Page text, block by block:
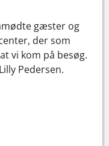
gæster og
der som
vi kom på besøg.
Pedersen.